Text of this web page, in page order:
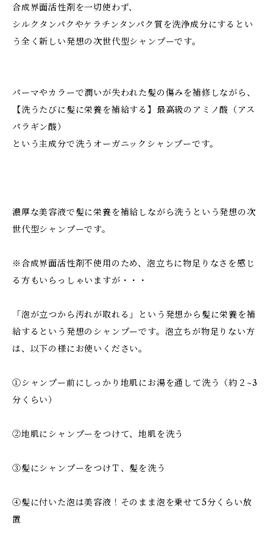
合成界面活性剤を一切使わず、
シルクタンパクやケラチンタンパク質を洗浄成分にするとい
う全く新しい発想の次世代型シャンプーです。
パーマやカラーで潤いが失われた髪の傷みを補修しながら、
【洗うたびに髪に栄養を補給する】最高級のアミノ酸（アス
パラギン酸）
という主成分で洗うオーガニックシャンプーです。
濃厚な美容液で髪に栄養を補給しながら洗うという発想の次
世代型シャンプーです。
※合成界面活性剤不使用のため、泡立ちに物足りなさを感じ
る方もいらっしゃいますが・・・
「泡が立つから汚れが取れる」という発想から髪に栄養を補
給するという発想のシャンプーです。泡立ちが物足りない方
は、以下の様にお使いください。
①シャンプー前にしっかり地肌にお湯を通して洗う（約２~3
分くらい）
②地肌にシャンプーをつけて、地肌を洗う
③髪にシャンプーをつけＴ、髪を洗う
④髪に付いた泡は美容液！そのまま泡を乗せて5分くらい放
置